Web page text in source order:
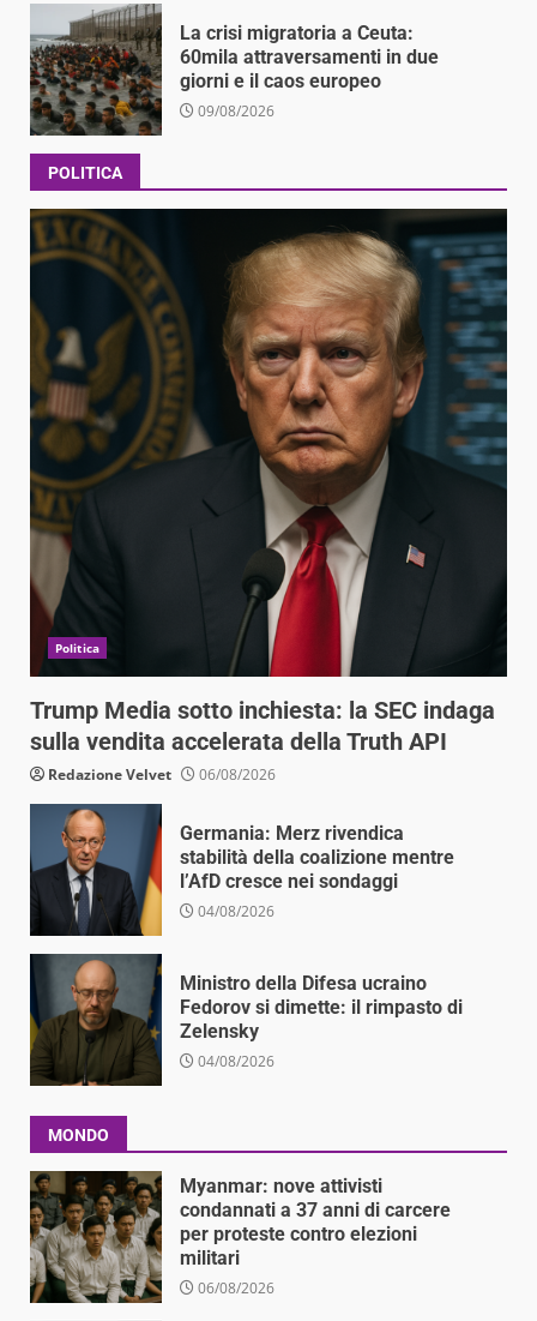
La crisi migratoria a Ceuta:
60mila attraversamenti in due
giorni e il caos europeo
09/08/2026
POLITICA
Politica
Trump Media sotto inchiesta: la SEC indaga
sulla vendita accelerata della Truth API
Redazione Velvet 06/08/2026
Germania: Merz rivendica
stabilità della coalizione mentre
l’AfD cresce nei sondaggi
04/08/2026
Ministro della Difesa ucraino
Fedorov si dimette: il rimpasto di
Zelensky
04/08/2026
MONDO
Myanmar: nove attivisti
condannati a 37 anni di carcere
per proteste contro elezioni
militari
06/08/2026